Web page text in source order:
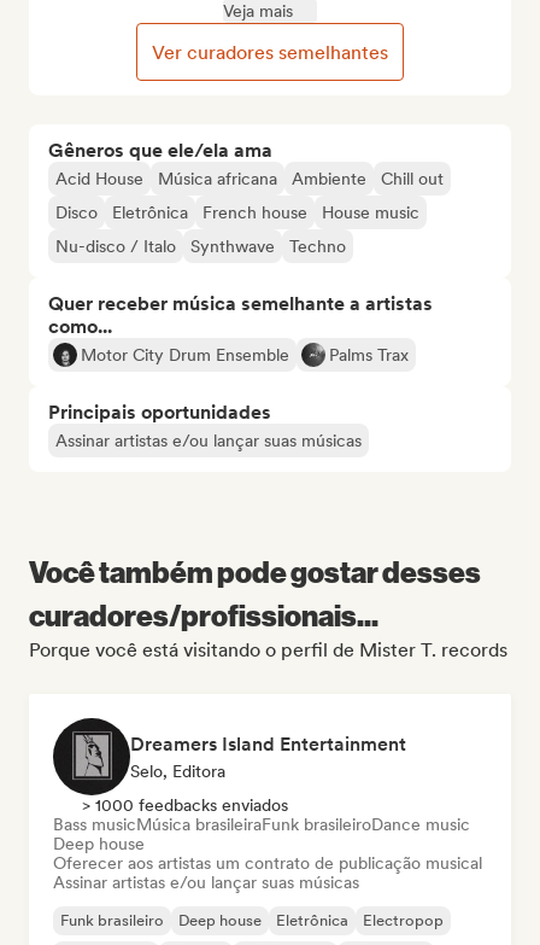
Gêneros que ele/ela ama
Acid House Música africana Ambiente
Chill out
Disco
Eletrônica French house
House music
Nu-disco / Italo
Synthwave Techno
Quer receber música semelhante a artistas
como...
Motor City Drum Ensemble Palms Trax
Principais oportunidades
Assinar artistas e/ou lançar suas músicas
Veja mais
Ver curadores semelhantes
Você também pode gostar desses
curadores/profissionais...
Porque você está visitando o perfil de Mister T. records
Dreamers Island Entertainment
Selo, Editora
> 1000 feedbacks enviados
Bass musicMúsica brasileiraFunk brasileiroDance music
Deep house
Oferecer aos artistas um contrato de publicação musical
Assinar artistas e/ou lançar suas músicas
Funk brasileiro Deep house Eletrônica
Electropop